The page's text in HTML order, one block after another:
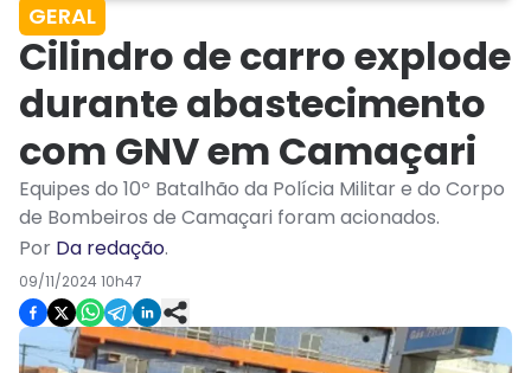
GERAL
Cilindro de carro explode
durante abastecimento
com GNV em Camaçari
Equipes do 10º Batalhão da Polícia Militar e do Corpo
de Bombeiros de Camaçari foram acionados.
Por Da redação.
09/11/2024 10h47